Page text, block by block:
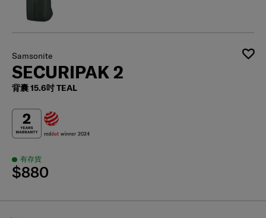
Samsonite
SECURIPAK 2
背囊 15.6吋 TEAL
有存貨
$880